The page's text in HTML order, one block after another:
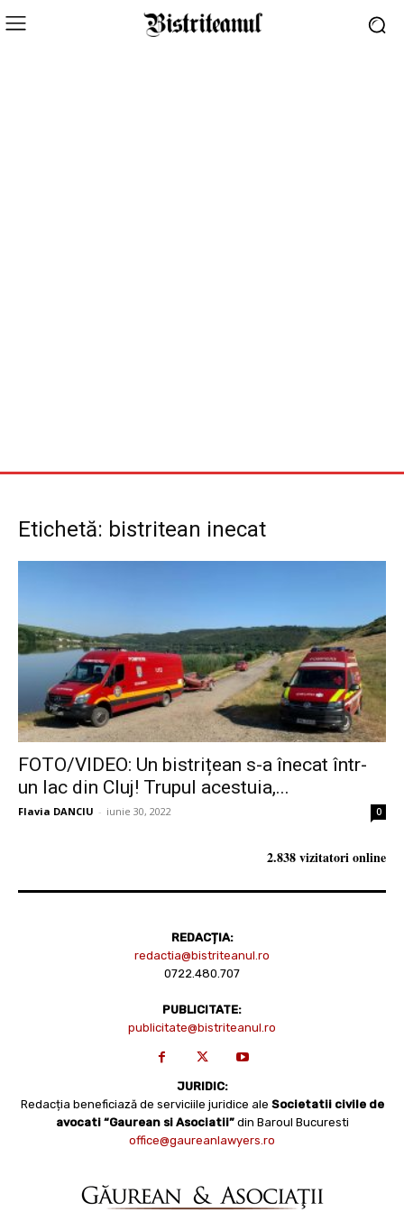
Etichetă: bistritean inecat
FOTO/VIDEO: Un bistrițean s-a înecat într-
un lac din Cluj! Trupul acestuia,...
Flavia DANCIU - iunie 30, 2022 0
2.838 vizitatori online
REDACȚIA:
redactia@bistriteanul.ro
0722.480.707
PUBLICITATE:
publicitate@bistriteanul.ro
JURIDIC:
Redacția beneficiază de serviciile juridice ale Societatii civile de
avocati “Gaurean si Asociatii” din Baroul Bucuresti
office@gaureanlawyers.ro